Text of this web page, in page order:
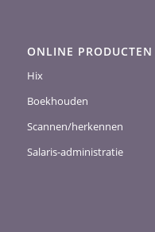
ONLINE PRODUCTEN
Hix
Boekhouden
Scannen/herkennen
Salaris-administratie